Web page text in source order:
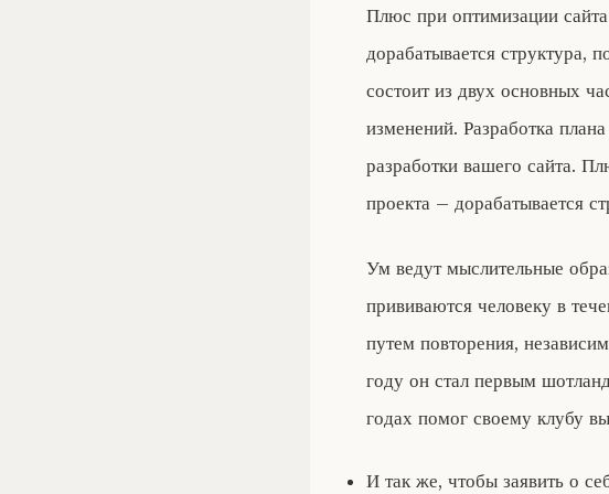
Плюс при оптимизации
дорабатывается структура,
состоит из двух основных
изменений. Разработка
разработки вашего сайта.
проекта – дорабатывается
Ум ведут мыслительные
прививаются человеку в
путем повторения,
году он стал первым
годах помог своему клубу
И так же, чтобы заявить о